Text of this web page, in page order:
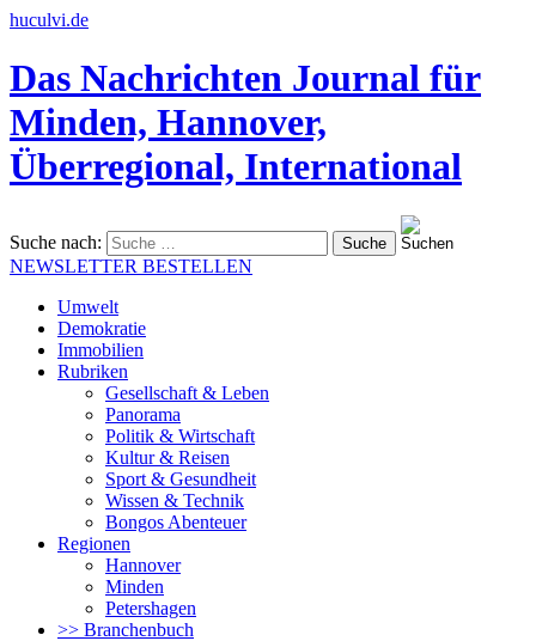
huculvi.de
Das Nachrichten Journal für
Minden, Hannover,
Überregional, International
Suche nach:
NEWSLETTER BESTELLEN
Umwelt
Demokratie
Immobilien
Rubriken
Gesellschaft & Leben
Panorama
Politik & Wirtschaft
Kultur & Reisen
Sport & Gesundheit
Wissen & Technik
Bongos Abenteuer
Regionen
Hannover
Minden
Petershagen
>> Branchenbuch